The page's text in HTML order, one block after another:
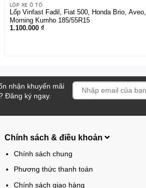
LỐP XE Ô TÔ
Lốp Vinfast Fadil, Fiat 500, Honda Brio, Aveo,
Morning Kumho 185/55R15
1.100.000 ₫
nhận khuyến mãi
Đăng ký ngay.
Chính sách & điều khoản
Chính sách chung
Phương thức thanh toán
Chính sách giao hàng